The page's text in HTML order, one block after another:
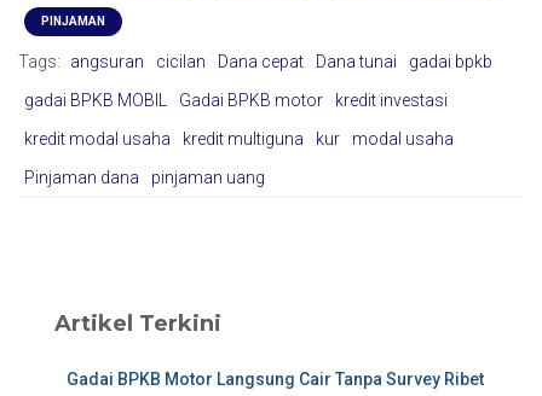
PINJAMAN
Tags: angsuran cicilan Dana cepat Dana tunai
gadai bpkb
gadai BPKB MOBIL
Gadai BPKB motor
kredit investasi
kredit modal usaha
kredit multiguna kur
modal usaha
Pinjaman dana
pinjaman uang
Artikel Terkini
Gadai BPKB Motor Langsung Cair Tanpa Survey Ribet